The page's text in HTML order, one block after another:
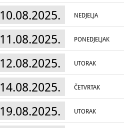
10.08.2025. NEDJELJA
11.08.2025. PONEDJELJAK
12.08.2025. UTORAK
14.08.2025. ČETVRTAK
19.08.2025. UTORAK